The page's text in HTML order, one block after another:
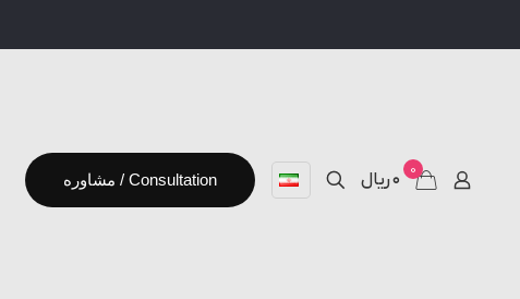
0 ۰ ریال مشاوره / Consultation